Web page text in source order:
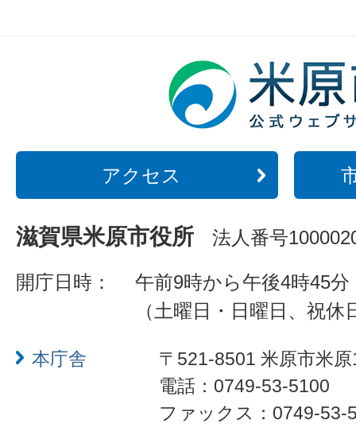
アクセス
滋賀県米原市役所 法人番号
開庁日時：
午前9時から午後4時45分
（土曜日・日曜日、祝
本庁舎
〒521-8501 米原市米
電話：0749-53-5100
ファックス：0749-53-